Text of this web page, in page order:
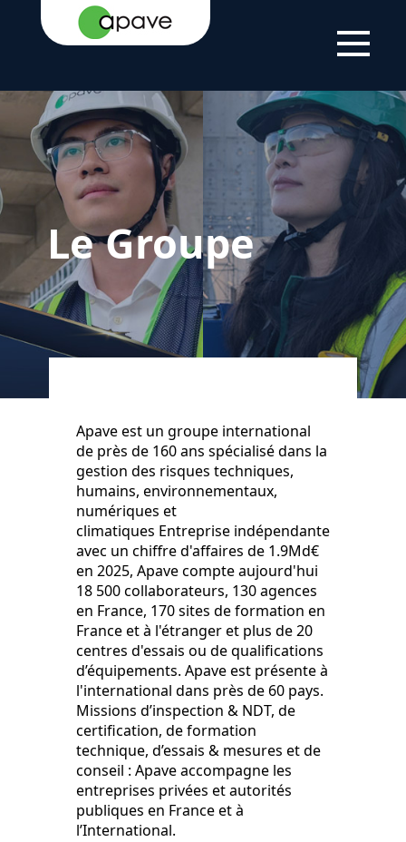
LSTI LE GROUPE
Le Groupe
Apave est un groupe international
de près de 160 ans spécialisé dans la
gestion des risques techniques,
humains, environnementaux,
numériques et
climatiques Entreprise indépendante
avec un chiffre d'affaires de 1.9Md€
en 2025, Apave compte aujourd'hui
18 500 collaborateurs, 130 agences
en France, 170 sites de formation en
France et à l'étranger et plus de 20
centres d'essais ou de qualifications
d’équipements. Apave est présente à
l'international dans près de 60 pays.
Missions d’inspection & NDT, de
certification, de formation
technique, d’essais & mesures et de
conseil : Apave accompagne les
entreprises privées et autorités
publiques en France et à
l’International.